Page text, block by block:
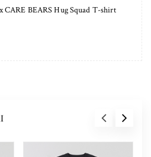
CARE BEARS Hug Squad T-shirt